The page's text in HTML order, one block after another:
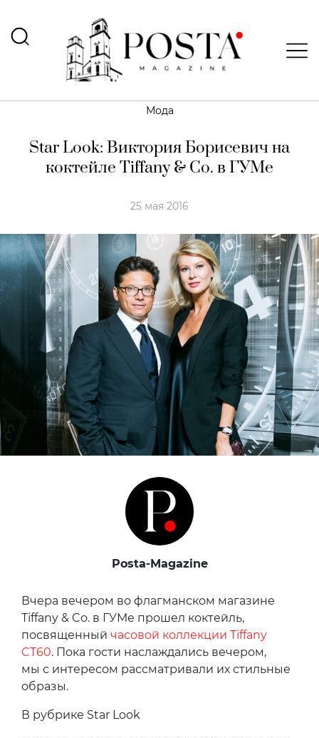
Мода
Star Look: Виктория Борисевич на
коктейле Tiffany & Co. в ГУМе
25 мая 2016
Posta-Magazine
Вчера вечером во флагманском магазине
Tiffany & Co. в ГУМе прошел коктейль,
посвященный часовой коллекции Tiffany
CT60. Пока гости наслаждались вечером,
мы с интересом рассматривали их стильные
образы.
В рубрике Star Look